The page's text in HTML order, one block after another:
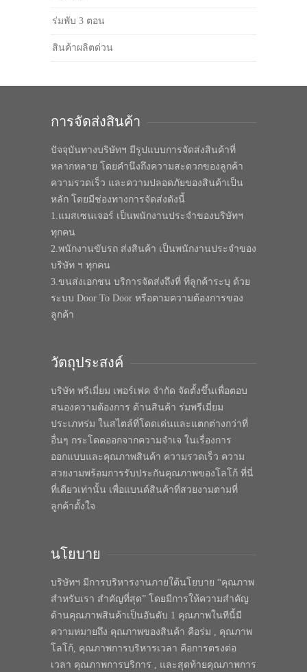
ร่มพับ 3 ตอน
สินค้าผลิตด่วน
การจัดส่งสินค้า
ปัจจุบันทางบริษัทฯ มีรูปแบบการจัดส่งสินค้าที่
หลากหลาย โดยคำนึงถึงความสะดวกของลูกค้า
ความรวดเร็ว และความปลอดภัยของสินค้าเป็น
หลัก โดยมีช่องทางการจัดส่งดังนี้
1.แมสเซนเจอร์ เป็นพนักงานประจำของบริษัทฯ
ทุกคน
2.พนักงานขับรถ ส่งสินค้า เป็นพนักงานประจำของ
บริษัท ฯ ทุกคน
3.ขนส่งเอกชน บริการจัดส่งถึงที่ ที่ลูกค้าระบุ ด้วย
ระบบ Door To Door หรือตามความต้องการของ
ลูกค้า
วัตถุประสงค์
บริษัท พรีเมี่ยม เพอร์เฟค จำกัด จัดตั้งขึ้นเพื่อตอบ
สนองความต้องการ ด้านสินค้า ร่มพรีเมี่ยม
ประเภทร่ม ในสไตล์ที่โดดเด่นและแตกต่างกว่าที่
อื่นๆ กระโดดออกจากความจำเจ ในเรื่องการ
ออกแบบและคุณภาพสินค้า ความรวดเร็ว ความ
สวยงามพร้อมการรับประกันคุณภาพของโลโก้ ที่นี่
ที่เดียวเท่านั้น เพื่อแบนด์สินค้าที่สวยงามตามที่
ลูกค้าตั้งใจ
นโยบาย
บริษัทฯ มีการบริหารงานภายใต้นโยบาย “คุณภาพ
สำหรับเรา สำคัญที่สุด” โดยมีการให้ความสำคัญ
ด้านคุณภาพสินค้าเป็นอันดับ 1 คุณภาพในทีนี้มี
ความหมายถึง คุณภาพของสินค้า คือร่ม , คุณภาพ
โลโก้, คุณภาพการบริหารเวลา คือการตรงต่อ
เวลา คุณภาพการบริการ , และสุดท้ายคุณภาพการ